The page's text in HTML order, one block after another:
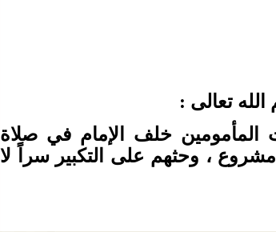
تعالى :
المأمومين خلف الإمام في صلاة
مشروع ، وحثهم على التكبير سراً لا